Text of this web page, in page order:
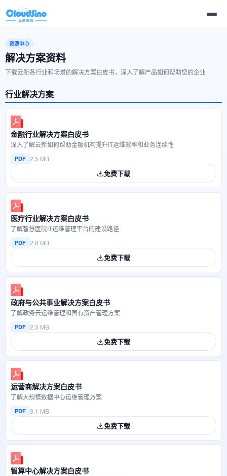
资源中心
解决方案资料
下载云新各行业和场景的解决方案白皮书，深入了解产品如何帮助您的企业
行业解决方案
金融行业解决方案白皮书
深入了解云新如何帮助金融机构提升IT运维效率和业务连续性
PDF 2.5 MB
免费下载
医疗行业解决方案白皮书
了解智慧医院IT运维管理平台的建设路径
PDF 2.8 MB
免费下载
政府与公共事业解决方案白皮书
了解政务云运维管理和国有资产管理方案
PDF 2.3 MB
免费下载
运营商解决方案白皮书
了解大规模数据中心运维管理方案
PDF 3.1 MB
免费下载
智算中心解决方案白皮书